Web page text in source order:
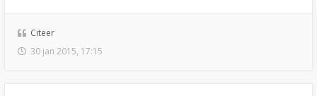
Citeer
30 jan 2015, 17:15